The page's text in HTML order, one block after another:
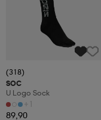
(318)
SOC
U Logo Sock
+1
89,90